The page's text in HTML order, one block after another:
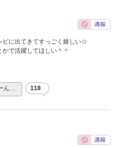
ビに出てきてすっごく嬉しい☆
で活躍してほしい＾＾
ん… 118